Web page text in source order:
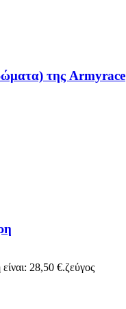
της Armyrace
28,50 €.ζεύγος